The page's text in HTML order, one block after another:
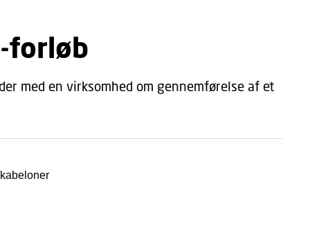
forløb
med en virksomhed om gennemførelse af et